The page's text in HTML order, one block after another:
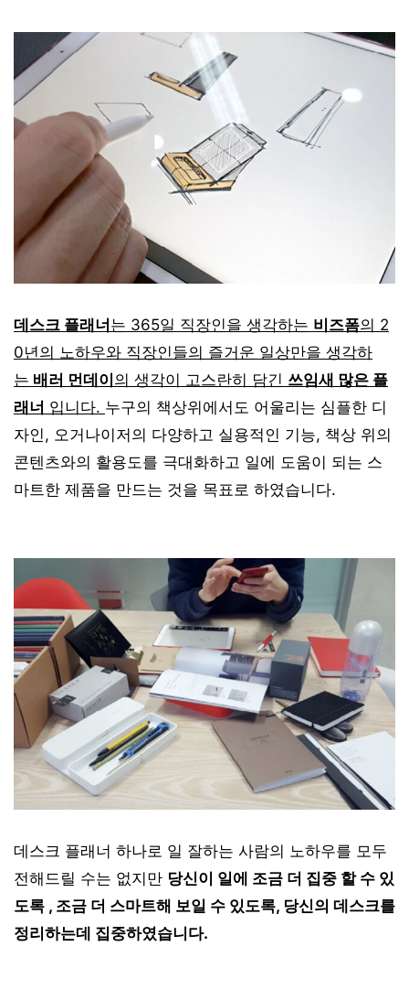
데스크 플래너는 365일 직장인을 생각하는 비즈폼의 2
0년의 노하우와 직장인들의 즐거운 일상만을 생각하
는 배러 먼데이의 생각이 고스란히 담긴 쓰임새 많은 플
래너 입니다. 누구의 책상위에서도 어울리는 심플한 디
자인, 오거나이저의 다양하고 실용적인 기능, 책상 위의
콘텐츠와의 활용도를 극대화하고 일에 도움이 되는 스
마트한 제품을 만드는 것을 목표로 하였습니다.
데스크 플래너 하나로 일 잘하는 사람의 노하우를 모두
전해드릴 수는 없지만 당신이 일에 조금 더 집중 할 수 있
도록 , 조금 더 스마트해 보일 수 있도록, 당신의 데스크를
정리하는데 집중하였습니다.